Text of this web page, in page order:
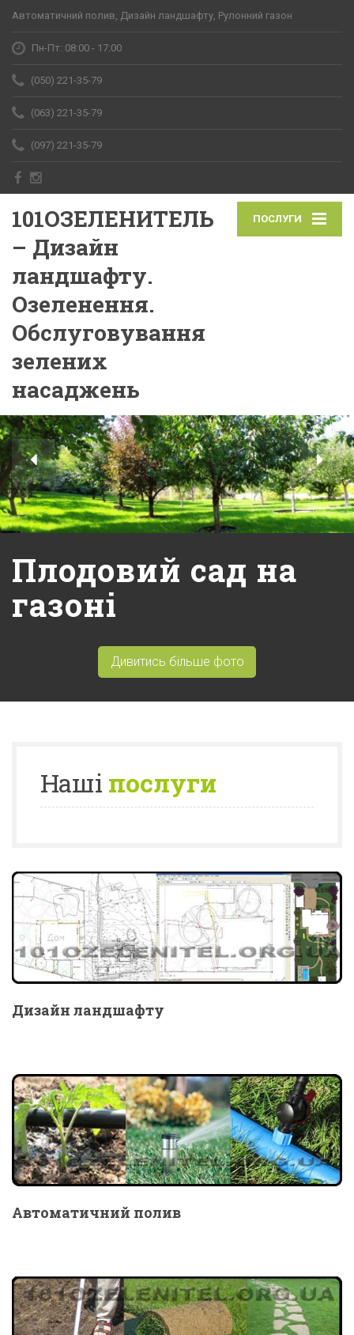
Автоматичний полив, Дизайн ландшафту, Рулонний газон
Пн-Пт: 08:00 - 17:00
(050) 221-35-79
(063) 221-35-79
(097) 221-35-79
ПОСЛУГИ
101ОЗЕЛЕНИТЕЛЬ
– Дизайн
ландшафту.
Озеленення.
Обслуговування
зелених
насаджень
Плодовий сад на
газоні
Дивитись більше фото
Нашіпослуги
Дизайн ландшафту
Автоматичний полив